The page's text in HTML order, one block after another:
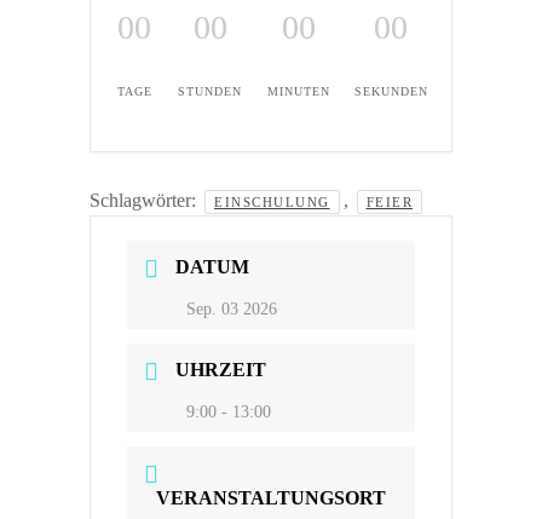
00
TAGE
00
STUNDEN
00
MINUTEN
00
SEKUNDEN
Schlagwörter: EINSCHULUNG , FEIER
DATUM
Sep. 03 2026
UHRZEIT
9:00 - 13:00
VERANSTALTUNGSORT